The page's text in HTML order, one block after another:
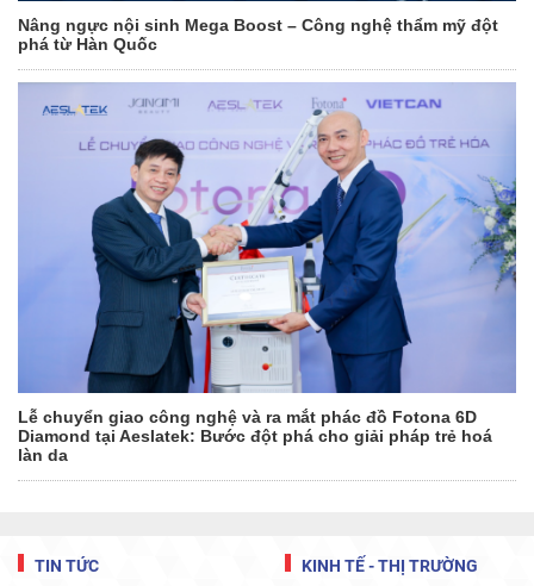
Nâng ngực nội sinh Mega Boost – Công nghệ thẩm mỹ đột
phá từ Hàn Quốc
Lễ chuyển giao công nghệ và ra mắt phác đồ Fotona 6D
Diamond tại Aeslatek: Bước đột phá cho giải pháp trẻ hoá
làn da
TIN TỨC
KINH TẾ - THỊ TRƯỜNG